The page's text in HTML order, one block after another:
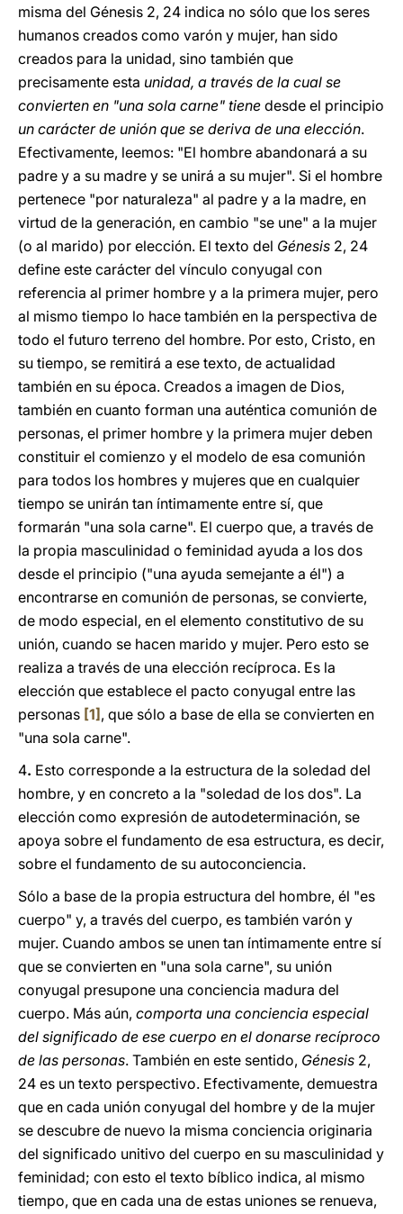
misma del Génesis 2, 24 indica no sólo que los seres
humanos creados como varón y mujer, han sido
creados para la unidad, sino también que
precisamente esta unidad, a través de la cual se
convierten en "una sola carne" tiene desde el principio
un carácter de unión que se deriva de una elección.
Efectivamente, leemos: "El hombre abandonará a su
padre y a su madre y se unirá a su mujer". Si el hombre
pertenece "por naturaleza" al padre y a la madre, en
virtud de la generación, en cambio "se une" a la mujer
(o al marido) por elección. El texto del Génesis 2, 24
define este carácter del vínculo conyugal con
referencia al primer hombre y a la primera mujer, pero
al mismo tiempo lo hace también en la perspectiva de
todo el futuro terreno del hombre. Por esto, Cristo, en
su tiempo, se remitirá a ese texto, de actualidad
también en su época. Creados a imagen de Dios,
también en cuanto forman una auténtica comunión de
personas, el primer hombre y la primera mujer deben
constituir el comienzo y el modelo de esa comunión
para todos los hombres y mujeres que en cualquier
tiempo se unirán tan íntimamente entre sí, que
formarán "una sola carne". El cuerpo que, a través de
la propia masculinidad o feminidad ayuda a los dos
desde el principio ("una ayuda semejante a él") a
encontrarse en comunión de personas, se convierte,
de modo especial, en el elemento constitutivo de su
unión, cuando se hacen marido y mujer. Pero esto se
realiza a través de una elección recíproca. Es la
elección que establece el pacto conyugal entre las
personas [1] , que sólo a base de ella se convierten en
"una sola carne".
4. Esto corresponde a la estructura de la soledad del
hombre, y en concreto a la "soledad de los dos". La
elección como expresión de autodeterminación, se
apoya sobre el fundamento de esa estructura, es decir,
sobre el fundamento de su autoconciencia.
Sólo a base de la propia estructura del hombre, él "es
cuerpo" y, a través del cuerpo, es también varón y
mujer. Cuando ambos se unen tan íntimamente entre sí
que se convierten en "una sola carne", su unión
conyugal presupone una conciencia madura del
cuerpo. Más aún, comporta una conciencia especial
del significado de ese cuerpo en el donarse recíproco
de las personas. También en este sentido, Génesis 2,
24 es un texto perspectivo. Efectivamente, demuestra
que en cada unión conyugal del hombre y de la mujer
se descubre de nuevo la misma conciencia originaria
del significado unitivo del cuerpo en su masculinidad y
feminidad; con esto el texto bíblico indica, al mismo
tiempo, que en cada una de estas uniones se renueva,